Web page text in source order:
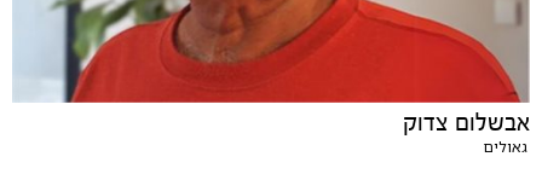
אבשלום צדוק
גאולים